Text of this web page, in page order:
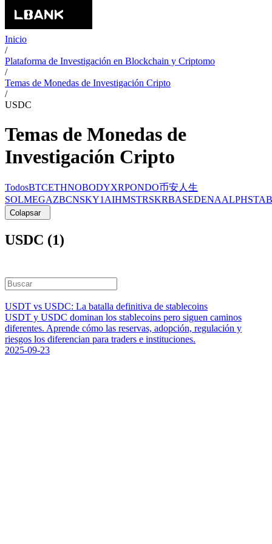
Inicio
/
Plataforma de Investigación en Blockchain y Criptomo
/
Temas de Monedas de Investigación Cripto
/
USDC
Temas de Monedas de
Investigación Cripto
TodosBTCETHNOBODYXRPONDO币安人生
SOLMEGAZBCNSKY1 AIHMSTRSKRBASEDENAALPH
Colapsar
USDC (1)
USDT vs USDC: La batalla definitiva de stablecoins
USDT y USDC dominan los stablecoins pero siguen caminos
diferentes. Aprende cómo las reservas, adopción, regulación y
riesgos los diferencian para traders e instituciones.
2025-09-23